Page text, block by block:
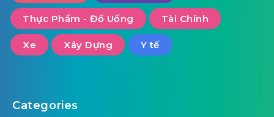
Thực Phẩm - Đồ Uống Tài Chính
Xe Xây Dựng Y tế
Categories